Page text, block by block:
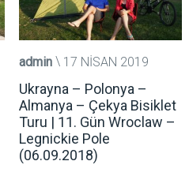
admin 17 NISAN 2019
Ukrayna – Polonya –
Almanya – Çekya Bisiklet
Turu | 11. Gün Wroclaw –
Legnickie Pole
(06.09.2018)